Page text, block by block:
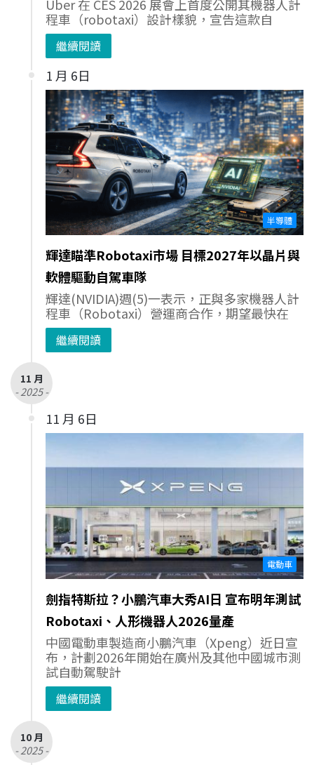
Uber 在 CES 2026 展會上首度公開其機器人計
程車（robotaxi）設計樣貌，宣告這款自
繼續閱讀
1 月 6日
半導體
輝達瞄準Robotaxi市場 目標2027年以晶片與
軟體驅動自駕車隊
輝達(NVIDIA)週(5)一表示，正與多家機器人計
程車（Robotaxi）營運商合作，期望最快在
繼續閱讀
11 月
- 2025 -
11 月 6日
電動車
劍指特斯拉？小鵬汽車大秀AI日 宣布明年測試
Robotaxi、人形機器人2026量產
中國電動車製造商小鵬汽車（Xpeng）近日宣
布，計劃2026年開始在廣州及其他中國城市測
試自動駕駛計
繼續閱讀
10 月
- 2025 -